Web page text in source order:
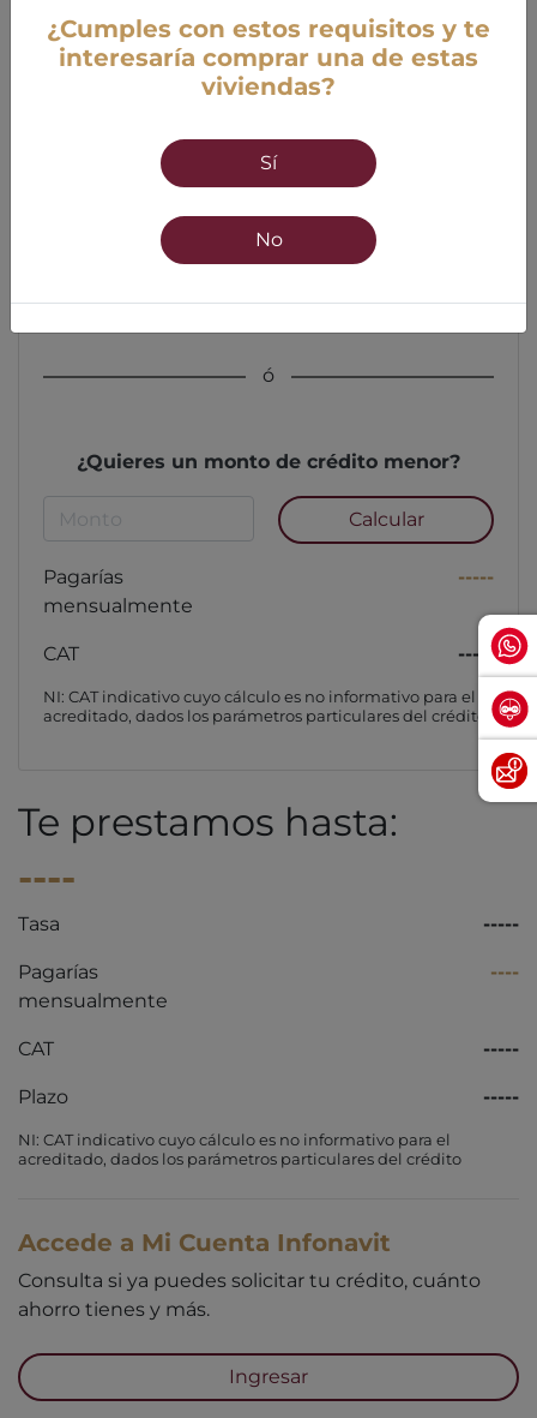
¿Cumples con estos requisitos y te
interesaría comprar una de estas
viviendas?
Sí
No
Edad
18 años mínimo 55 años máximo
ó
¿Quieres un monto de crédito menor?
Calcular
Pagarías
mensualmente
-----
CAT -----
NI: CAT indicativo cuyo cálculo es no informativo para el
acreditado, dados los parámetros particulares del crédito
Te prestamos hasta:
----
Tasa -----
Pagarías
mensualmente
----
CAT -----
Plazo -----
NI: CAT indicativo cuyo cálculo es no informativo para el
acreditado, dados los parámetros particulares del crédito
Accede a Mi Cuenta Infonavit
Consulta si ya puedes solicitar tu crédito, cuánto
ahorro tienes y más.
Ingresar